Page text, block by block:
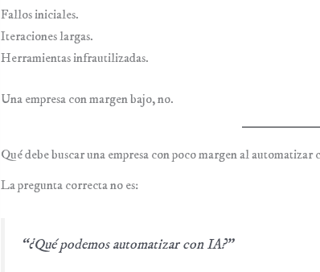
Fallos iniciales.
Iteraciones largas.
Herramientas infrautilizadas.
Una empresa con margen bajo, no.
Qué debe buscar una empresa con poco margen al automatizar
La pregunta correcta no es:
“¿Qué podemos automatizar con IA?”